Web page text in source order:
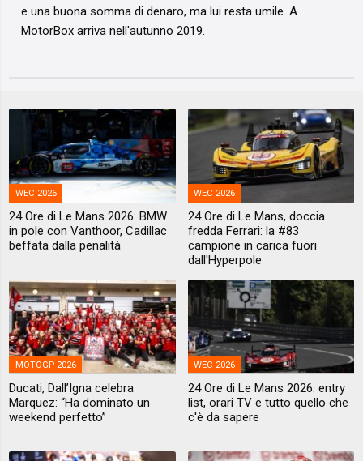
e una buona somma di denaro, ma lui resta umile. A
MotorBox arriva nell'autunno 2019.
WEC 2026
24 Ore di Le Mans 2026: BMW
in pole con Vanthoor, Cadillac
beffata dalla penalità
WEC 2026
24 Ore di Le Mans, doccia
fredda Ferrari: la #83
campione in carica fuori
dall'Hyperpole
MOTOGP 2026
Ducati, Dall’Igna celebra
Marquez: “Ha dominato un
weekend perfetto”
WEC 2026
24 Ore di Le Mans 2026: entry
list, orari TV e tutto quello che
c'è da sapere